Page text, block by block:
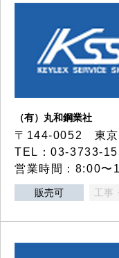
（有）丸和鋼業社
〒144-0052 東京
TEL：03-3733-
営業時間：8:00〜
販売可 工事